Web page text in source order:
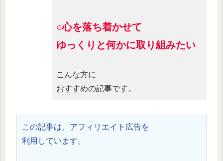
○心を落ち着かせて
ゆっくりと何かに取り組みたい
こんな方に
おすすめの記事です。
この記事は、アフィリエイト広告を
利用しています。